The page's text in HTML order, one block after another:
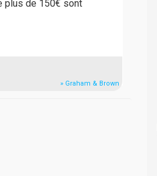
plus de 150€ sont
» Graham & Brown